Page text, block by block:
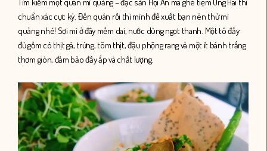
chuẩn xác cực kỳ. Đến quán rồi thì mình đề xuất bạn nên thử mì
quảng nhé! Sợi mì ở đây mềm dai, nước dùng ngọt thanh. Một tô đầy
đủ gồm có thịt gà, trứng, tôm thịt, đậu phộng rang và một ít bánh trắng
thơm giòn, đảm bảo đầy ắp và chất lượng.